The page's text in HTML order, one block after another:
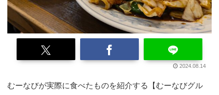
2024.08.14
むーなびが実際に食べたものを紹介する【むーなびグル